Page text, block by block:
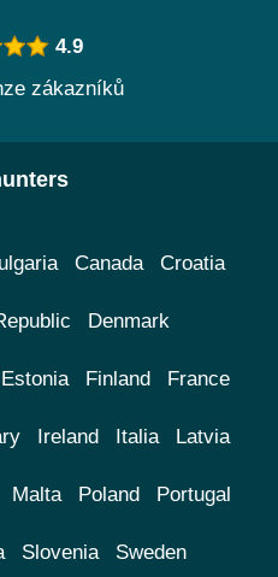
4.9
zákazníků
Canada Croatia
Denmark
Estonia Finland France
Ireland Italia Latvia
Malta Poland Portugal
Slovenia Sweden